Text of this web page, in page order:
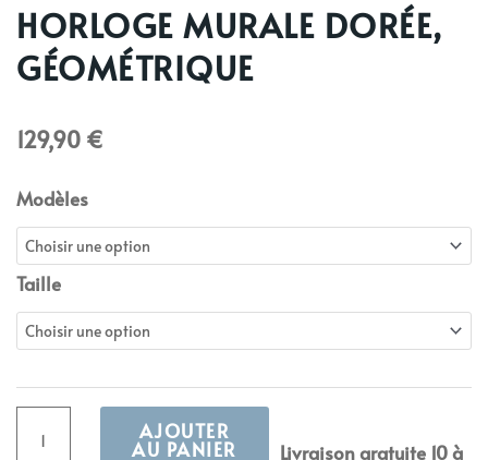
HORLOGE MURALE DORÉE,
GÉOMÉTRIQUE
129,90 €
Modèles
Taille
quantité
Horloge
murale
géométrique
AJOUTER
AU PANIER
Livraison gratuite 10 à